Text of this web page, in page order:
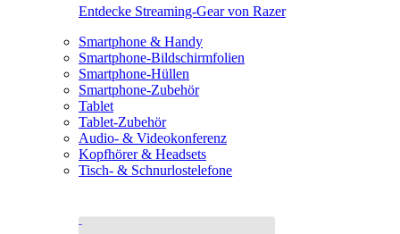
Entdecke Streaming-Gear von Razer
Smartphone & Handy
Smartphone-Bildschirmfolien
Smartphone-Hüllen
Smartphone-Zubehör
Tablet
Tablet-Zubehör
Audio- & Videokonferenz
Kopfhörer & Headsets
Tisch- & Schnurlostelefone